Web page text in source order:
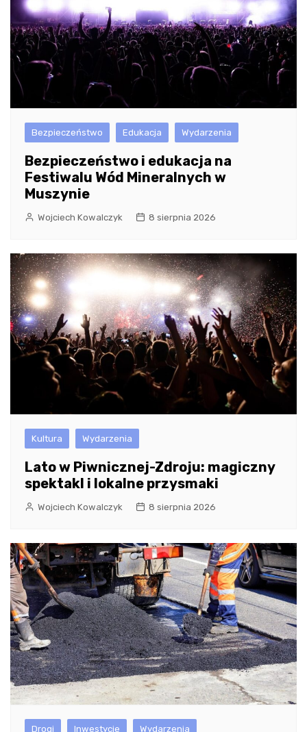
Bezpieczeństwo Edukacja Wydarzenia
Bezpieczeństwo i edukacja na
Festiwalu Wód Mineralnych w
Muszynie
Wojciech Kowalczyk 8 sierpnia 2026
Kultura Wydarzenia
Lato w Piwnicznej-Zdroju: magiczny
spektakl i lokalne przysmaki
Wojciech Kowalczyk 8 sierpnia 2026
Drogi Inwestycje Wydarzenia